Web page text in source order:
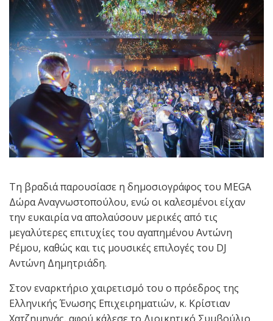
Τη βραδιά παρουσίασε η δημοσιογράφος του MEGA
Δώρα Αναγνωστοπούλου, ενώ οι καλεσμένοι είχαν
την ευκαιρία να απολαύσουν μερικές από τις
μεγαλύτερες επιτυχίες του αγαπημένου Αντώνη
Ρέμου, καθώς και τις μουσικές επιλογές του DJ
Αντώνη Δημητριάδη.
Στον εναρκτήριο χαιρετισμό του ο πρόεδρος της
Ελληνικής Ένωσης Επιχειρηματιών, κ. Κρίστιαν